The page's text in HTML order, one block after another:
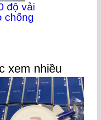
độ vải
chống
xem nhiều